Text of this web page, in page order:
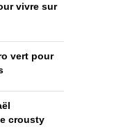
vivre sur
vert pour
crousty